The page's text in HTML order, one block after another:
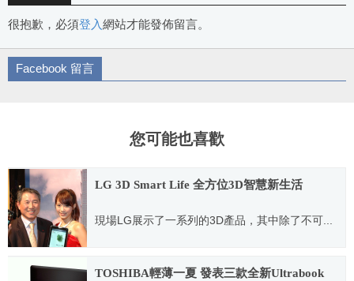
很抱歉，必須登入網站才能發佈留言。
Facebook 留言
您可能也喜歡
LG 3D Smart Life 全方位3D智慧新生活
現場LG展示了一系列的3D產品，其中除了不可...
TOSHIBA輕薄一夏 發表三款全新Ultrabook